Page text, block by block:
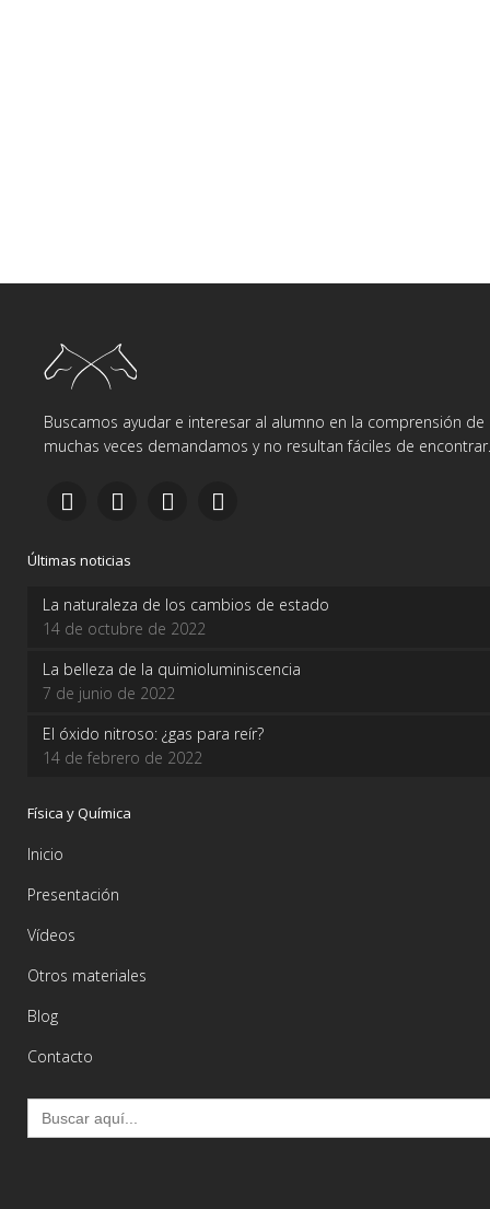
Buscamos ayudar e interesar al alumno en la comprensión
muchas veces demandamos y no resultan fáciles de encontrar.
Últimas noticias
La naturaleza de los cambios de estado
14 de octubre de 2022
La belleza de la quimioluminiscencia
7 de junio de 2022
El óxido nitroso: ¿gas para reír?
14 de febrero de 2022
Física y Química
Inicio
Presentación
Vídeos
Otros materiales
Blog
Contacto
Buscar: